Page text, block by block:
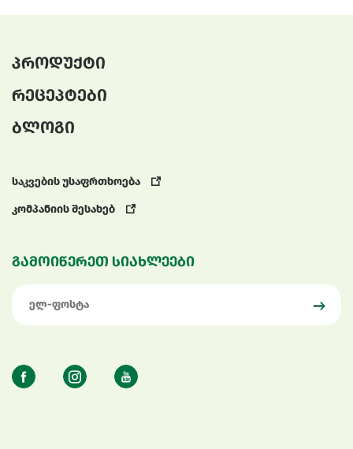
პროდუქტი
რეცეპტები
ბლოგი
საკვების უსაფრთხოება
კომპანიის შესახებ
გამოიწერეთ სიახლეები